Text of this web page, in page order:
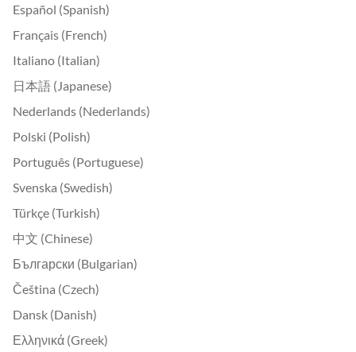
Español (Spanish)
Français (French)
Italiano (Italian)
日本語 (Japanese)
Nederlands (Nederlands)
Polski (Polish)
Português (Portuguese)
Svenska (Swedish)
Türkçe (Turkish)
中文 (Chinese)
Български (Bulgarian)
Čeština (Czech)
Dansk (Danish)
Ελληνικά (Greek)